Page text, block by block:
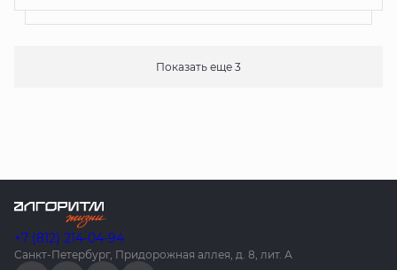
Показать еще 3
+7 (812) 214-04-94
Санкт-Петербург, Придорожная аллея, д. 8, лит. А